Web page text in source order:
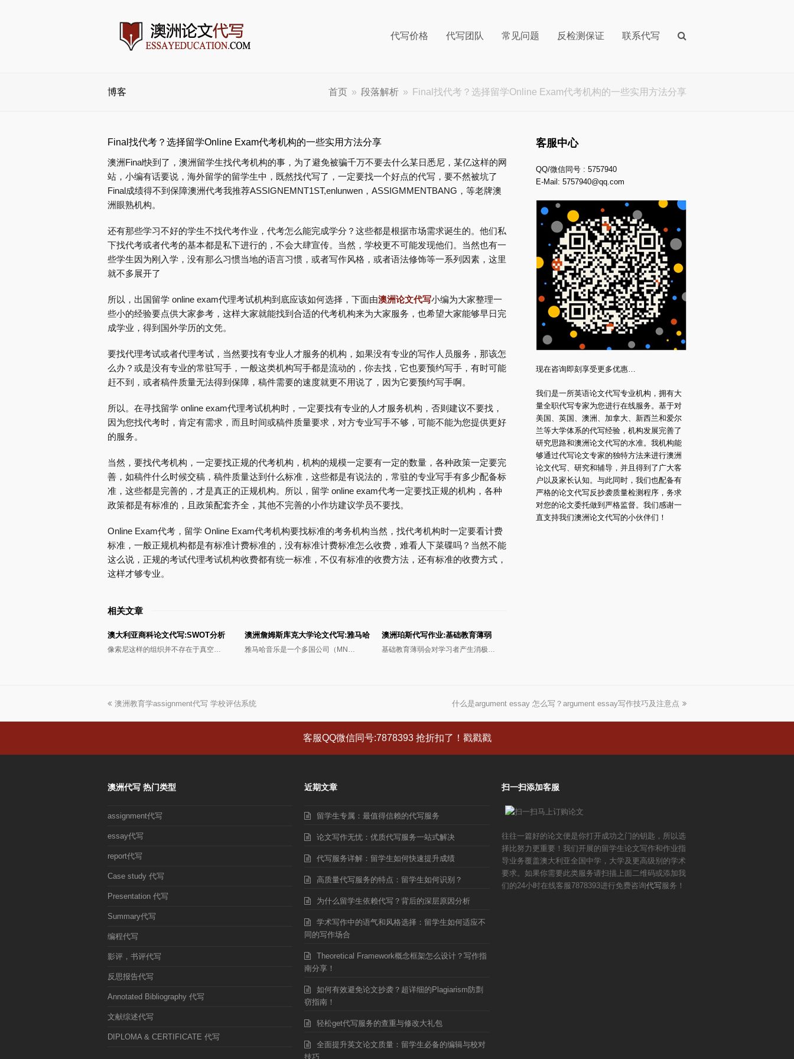
代写价格 代写团队 常见问题 反检测保证 联系代写
博客 首页 » 段落解析 » Final找代考？选择留学Online Exam代考机构的一些实用方法分享
Final找代考？选择留学Online Exam代考机构的一些实用方法分享
澳洲Final快到了，澳洲留学生找代考机构的事，为了避免被骗千万不要去什么某日悉尼，某亿这样的网
站，小编有话要说，海外留学的留学生中，既然找代写了，一定要找一个好点的代写，要不然被坑了
Final成绩得不到保障澳洲代考我推荐ASSIGNEMNT1ST,enlunwen，ASSIGMMENTBANG，等老牌澳
洲眼熟机构。
还有那些学习不好的学生不找代考作业，代考怎么能完成学分？这些都是根据市场需求诞生的。他们私
下找代考或者代考的基本都是私下进行的，不会大肆宣传。当然，学校更不可能发现他们。当然也有一
些学生因为刚入学，没有那么习惯当地的语言习惯，或者写作风格，或者语法修饰等一系列因素，这里
就不多展开了
所以，出国留学 online exam代理考试机构到底应该如何选择，下面由澳洲论文代写小编为大家整理一
些小的经验要点供大家参考，这样大家就能找到合适的代考机构来为大家服务，也希望大家能够早日完
成学业，得到国外学历的文凭。
要找代理考试或者代理考试，当然要找有专业人才服务的机构，如果没有专业的写作人员服务，那该怎
么办？或是没有专业的常驻写手，一般这类机构写手都是流动的，你去找，它也要预约写手，有时可能
赶不到，或者稿件质量无法得到保障，稿件需要的速度就更不用说了，因为它要预约写手啊。
所以。在寻找留学 online exam代理考试机构时，一定要找有专业的人才服务机构，否则建议不要找，
因为您找代考时，肯定有需求，而且时间或稿件质量要求，对方专业写手不够，可能不能为您提供更好
的服务。
当然，要找代考机构，一定要找正规的代考机构，机构的规模一定要有一定的数量，各种政策一定要完
善，如稿件什么时候交稿，稿件质量达到什么标准，这些都是有说法的，常驻的专业写手有多少配备标
准，这些都是完善的，才是真正的正规机构。所以，留学 online exam代考一定要找正规的机构，各种
政策都是有标准的，且政策配套齐全，其他不完善的小作坊建议学员不要找。
Online Exam代考，留学 Online Exam代考机构要找标准的考务机构当然，找代考机构时一定要看计费
标准，一般正规机构都是有标准计费标准的，没有标准计费标准怎么收费，难看人下菜碟吗？当然不能
这么说，正规的考试代理考试机构收费都有统一标准，不仅有标准的收费方法，还有标准的收费方式，
这样才够专业。
相关文章
澳大利亚商科论文代写:SWOT分析
像索尼这样的组织并不存在于真空…
澳洲詹姆斯库克大学论文代写:雅马哈
雅马哈音乐是一个多国公司（MN…
澳洲珀斯代写作业:基础教育薄弱
基础教育薄弱会对学习者产生消极…
客服中心
QQ/微信同号 : 5757940
E-Mail:5757940@qq.com
现在咨询即刻享受更多优惠…
我们是一所英语论文代写专业机构，拥有大
量全职代写专家为您进行在线服务。基于对
美国、英国、澳洲、加拿大、新西兰和爱尔
兰等大学体系的代写经验，机构发展完善了
研究思路和澳洲论文代写的水准。我机构能
够通过代写论文专家的独特方法来进行澳洲
论文代写、研究和辅导，并且得到了广大客
户以及家长认知。与此同时，我们也配备有
严格的论文代写反抄袭质量检测程序，务求
对您的论文委托做到严格监督。我们感谢一
直支持我们澳洲论文代写的小伙伴们！
上
章:
澳洲教育学assignment代写 学校评估系统
下
文
章:
什么是argument essay 怎么写？argument essay写作技巧及注意点
客服QQ微信同号:7878393 抢折扣了！戳戳戳
澳洲代写 热门类型
assignment代写
essay代写
report代写
Case study 代写
Presentation 代写
Summary代写
编程代写
影评，书评代写
反思报告代写
Annotated Bibliography 代写
文献综述代写
DIPLOMA & CERTIFICATE 代写
近期文章
留学生专属：最值得信赖的代写服务
论文写作无忧：优质代写服务一站式解决
代写服务详解：留学生如何快速提升成绩
高质量代写服务的特点：留学生如何识别？
为什么留学生依赖代写？背后的深层原因分析
学术写作中的语气和风格选择：留学生如何适应不
同的写作场合
Theoretical Framework概念框架怎么设计？写作指
南分享！
如何有效避免论文抄袭？超详细的Plagiarism防剽
窃指南！
轻松get代写服务的查重与修改大礼包
全面提升英文论文质量：留学生必备的编辑与校对
技巧
扫一扫添加客服
往往一篇好的论文便是你打开成功之门的钥匙，所以选
择比努力更重要！我们开展的留学生论文写作和作业指
导业务覆盖澳大利亚全国中学，大学及更高级别的学术
要求。如果你需要此类服务请扫描上面二维码或添加我
们的24小时在线客服7878393进行免费咨询代写 服务！